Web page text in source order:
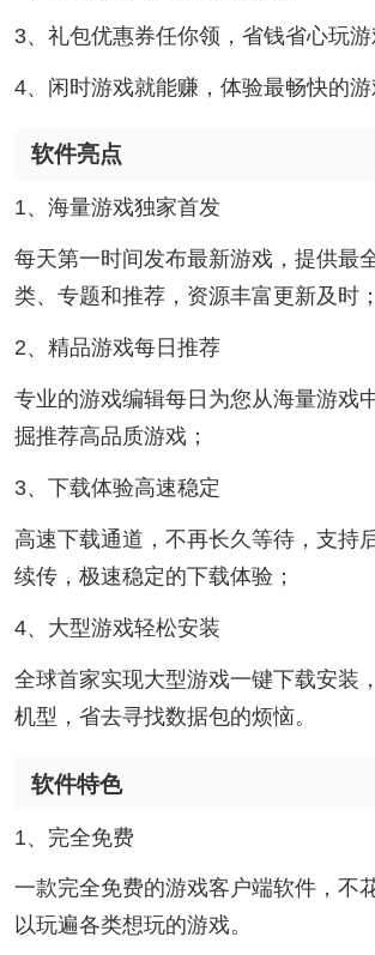
3、礼包优惠券任你领，省钱省心玩游
4、闲时游戏就能赚，体验最畅快的游
软件亮点
1、海量游戏独家首发
每天第一时间发布最新游戏，提供最
类、专题和推荐，资源丰富更新及时；
2、精品游戏每日推荐
专业的游戏编辑每日为您从海量游戏
掘推荐高品质游戏；
3、下载体验高速稳定
高速下载通道，不再长久等待，支持
续传，极速稳定的下载体验；
4、大型游戏轻松安装
全球首家实现大型游戏一键下载安装
机型，省去寻找数据包的烦恼。
软件特色
1、完全免费
一款完全免费的游戏客户端软件，不
以玩遍各类想玩的游戏。